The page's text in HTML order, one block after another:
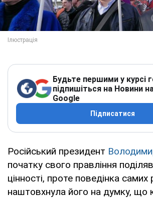
Будьте першими у курсі
підпишіться на Новини
Google
Підписатися
Російський президент
початку свого правління поділяв
цінності, проте поведінка самих
наштовхнула його на думку, що